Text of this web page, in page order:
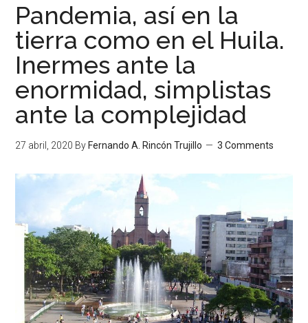
Pandemia, así en la
tierra como en el Huila.
Inermes ante la
enormidad, simplistas
ante la complejidad
27 abril, 2020 By Fernando A. Rincón Trujillo 3 Comments